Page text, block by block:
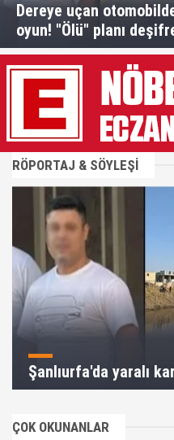
Dereye uçan
oyun! "Ölü" planı
RÖPORTAJ & SÖYLEŞİ
Şanlıurfa'da yaralı
ÇOK OKUNANLAR